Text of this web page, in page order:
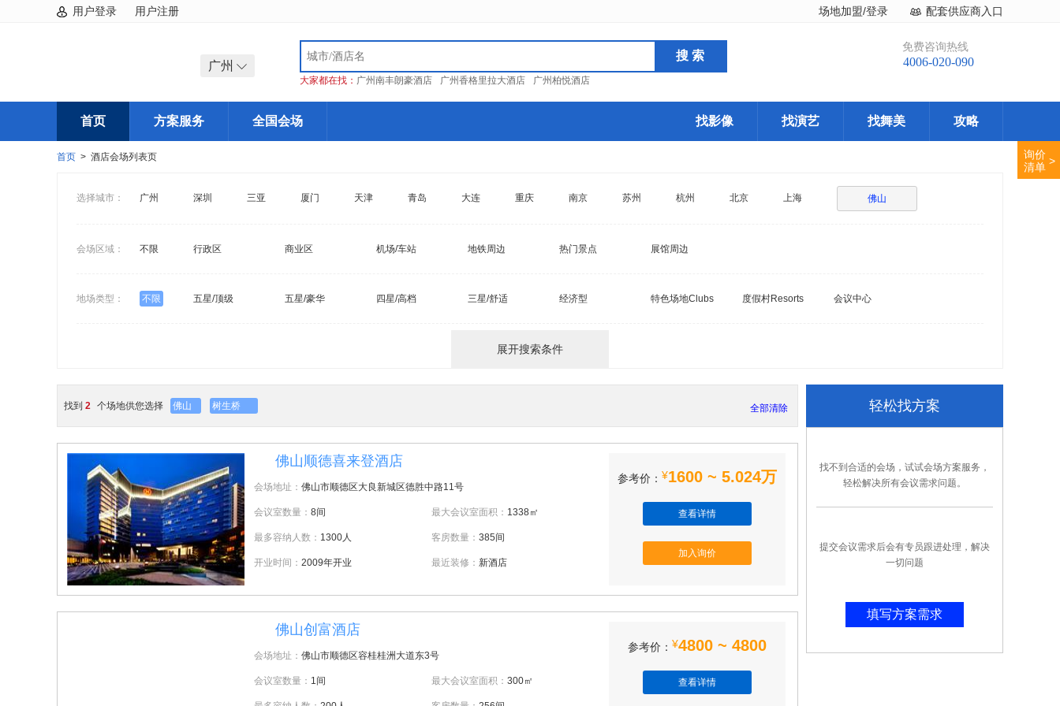
用户登录 用户注册 配套供应商入口
场地加盟/登录
广州
大家都在找： 广州南丰朗豪酒店 广州香格里拉大酒店 广州柏悦酒店
免费咨询热线
4006-020-090
首页 方案服务 全国会场 找影像 找演艺 找舞美 攻略
首页 > 酒店会场列表页
选择城市： 广州 深圳 三亚 厦门 天津 青岛 大连 重庆 南京 苏州 杭州 北京 上海 佛山
会场区域： 不限 行政区 商业区 机场/车站 地铁周边 热门景点 展馆周边
地场类型： 不限 五星/顶级 五星/豪华 四星/高档 三星/舒适 经济型 特色场地Clubs 度假村Resorts 会议中心
展开搜索条件
找到 2 个场地供您选择 佛山 树生桥 全部清除
佛山顺德喜来登酒店
会场地址： 佛山市顺德区大良新城区德胜中路11号
会议室数量： 8间 最大会议室面积： 1338㎡
最多容纳人数： 1300人 客房数量： 385间
开业时间： 2009年开业 最近装修： 新酒店
参考价： ¥1600 ~ 5.024万
查看详情
加入询价
佛山创富酒店
会场地址： 佛山市顺德区容桂桂洲大道东3号
会议室数量： 1间 最大会议室面积： 300㎡
参考价： ¥4800 ~ 4800
查看详情
轻松找方案
找不到合适的会场，试试会场方案服务，
轻松解决所有会议需求问题。
提交会议需求后会有专员跟进处理，解决
一切问题
填写方案需求
询价
清单 >